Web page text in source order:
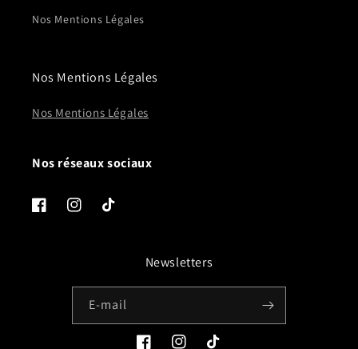
Nos Mentions Légales
Nos Mentions Légales
Nos Mentions Légales
Nos réseaux sociaux
FacebookInstagramTikTok
Newsletters
E-mail